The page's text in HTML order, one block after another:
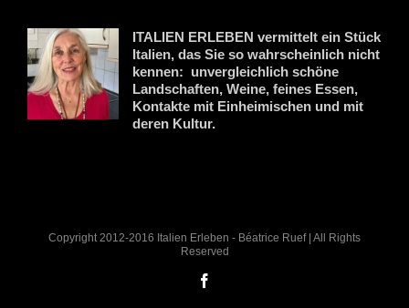
ITALIEN ERLEBEN vermittelt ein Stück
Italien, das Sie so wahrscheinlich nicht
kennen: unvergleichlich schöne
Landschaften, Weine, feines Essen,
Kontakte mit Einheimischen und mit
deren Kultur.
Copyright 2012-2016 Italien Erleben - Béatrice Ruef | All Rights
Reserved